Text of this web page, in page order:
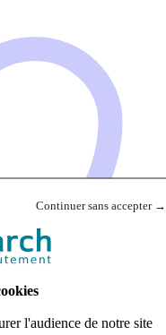
Continuer sans accepter →
l'audience de notre site